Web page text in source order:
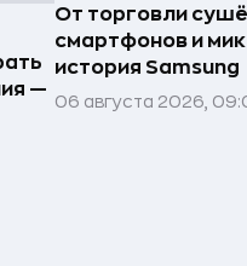
—
От торговли
смартфонов и
история Samsung
06 августа 2026,